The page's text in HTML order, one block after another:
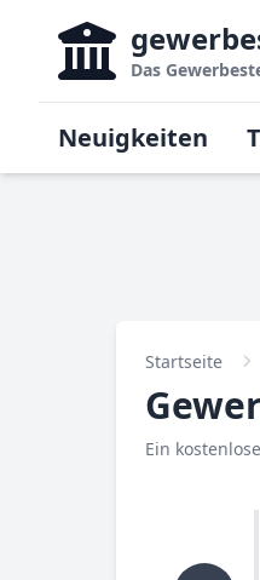
Das
Neuigkeiten
Startseite
Ein